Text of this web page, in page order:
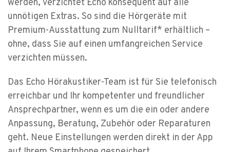
werden, verzichtet Echo konsequent auf alle
unnötigen Extras. So sind die Hörgeräte mit
Premium-Ausstattung zum Nulltarif* erhältlich –
ohne, dass Sie auf einen umfangreichen Service
verzichten müssen.
Das Echo Hörakustiker-Team ist für Sie telefonisch
erreichbar und Ihr kompetenter und freundlicher
Ansprechpartner, wenn es um die ein oder andere
Anpassung, Beratung, Zubehör oder Reparaturen
geht. Neue Einstellungen werden direkt in der App